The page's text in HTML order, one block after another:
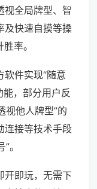
视全局牌型、智
及快速自摸等操
率。
件实现“随意
能，部分用户反
视他人牌型”的
连接等技术手段
。
开即玩，无需下